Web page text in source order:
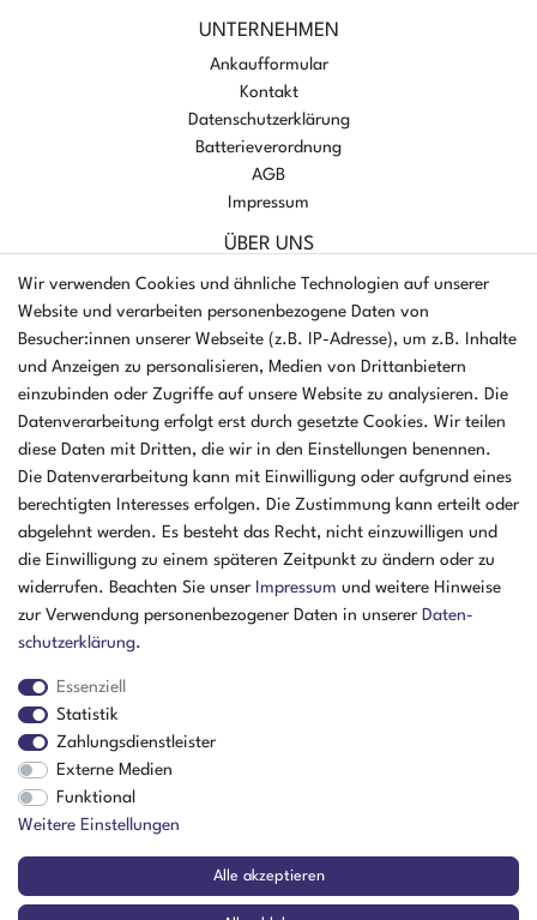
UNTERNEHMEN
Ankaufformular
Kontakt
Datenschutzerklärung
Batterieverordnung
AGB
Impressum
ÜBER UNS
AMIKON GMBH
Einsteinstr. 8a
46325 Borken
Deutschland
Öffnungszeiten Montag - Donnerstag
07:30 - 16:00 Uhr
Öffnungszeiten Freitag
07:30 - 15:00 Uhr
ZAHLUNGSARTEN
Sperrgut, Spedition und Versand ins Ausland
² Nur für Firmen mit Sitz in Deutschland
Wir verwenden Cookies und ähnliche Technologien auf unserer
Website und verarbeiten personenbezogene Daten von
Besucher:innen unserer Webseite (z.B. IP-Adresse), um z.B. Inhalte
und Anzeigen zu personalisieren, Medien von Drittanbietern
einzubinden oder Zugriffe auf unsere Website zu analysieren. Die
Datenverarbeitung erfolgt erst durch gesetzte Cookies. Wir teilen
diese Daten mit Dritten, die wir in den Einstellungen benennen.
Die Datenverarbeitung kann mit Einwilligung oder aufgrund eines
berechtigten Interesses erfolgen. Die Zustimmung kann erteilt oder
abgelehnt werden. Es besteht das Recht, nicht einzuwilligen und
die Einwilligung zu einem späteren Zeitpunkt zu ändern oder zu
widerrufen. Beachten Sie unser Impressum und weitere Hinweise
zur Verwendung personenbezogener Daten in unserer Daten­
schutz­erklärung.
Essenziell
Statistik
Zahlungsdienstleister
Externe Medien
Funktional
Weitere Einstellungen
Alle akzeptieren